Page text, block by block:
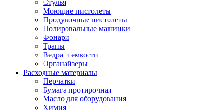
Стулья
Моющие пистолеты
Продувочные пистолеты
Полировальные машинки
Фонари
Трапы
Ведра и емкости
Органайзеры
Расходные материалы
Перчатки
Бумага протирочная
Масло для оборудования
Химия